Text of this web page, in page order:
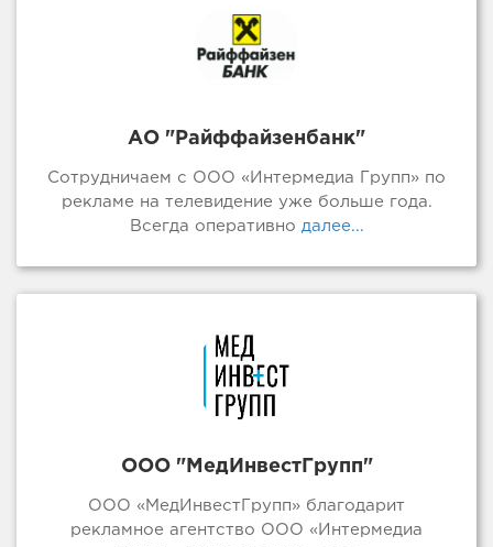
АО "Райффайзенбанк"
Сотрудничаем с ООО «Интермедиа Групп» по
рекламе на телевидение уже больше года.
Всегда оперативно далее...
ООО "МедИнвестГрупп"
ООО «МедИнвестГрупп» благодарит
рекламное агентство ООО «Интермедиа